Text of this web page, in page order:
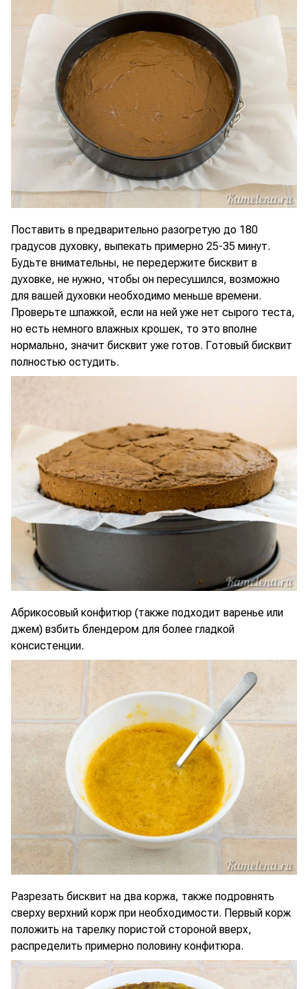
Поставить в предварительно разогретую до 180
градусов духовку, выпекать примерно 25-35 минут.
Будьте внимательны, не передержите бисквит в
духовке, не нужно, чтобы он пересушился, возможно
для вашей духовки необходимо меньше времени.
Проверьте шпажкой, если на ней уже нет сырого теста,
но есть немного влажных крошек, то это вполне
нормально, значит бисквит уже готов. Готовый бисквит
полностью остудить.
Абрикосовый конфитюр (также подходит варенье или
джем) взбить блендером для более гладкой
консистенции.
Разрезать бисквит на два коржа, также подровнять
сверху верхний корж при необходимости. Первый корж
положить на тарелку пористой стороной вверх,
распределить примерно половину конфитюра.